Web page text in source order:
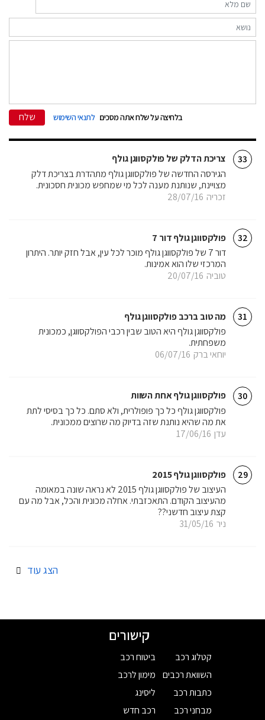
בלחיצה על שלח אתה מסכים לתנאי השימוש שלח
33 צריכת הדלק של פולקסווגן גולף
זכריה 28/07/16
הגירסה החדשה של פולקסווגן גולף מתהדרת בצריכת דלק
מצויינת, שנותנת מענה לכל מי שמחפש מכונית חסכונית.
32 פולקסווגן גולף דור 7
טוביה 20/07/16
דור 7 של פולקסווגן גולף מוכר לכל עין, אבל חזק יותר. היתרון
המרכזי שלו הוא אמינות.
31 מה טוב ברכב פולקסווגן גולף
יוחאי ברק 06/07/16
פולקסווגן גולף היא הטוב שבין רכבי הפולקסווגן, כמכונית
משפחתית.
30 פולקסווגן גולף אחת השוות
עדן 17/06/16
פולקסווגן גולף כל כך פופולרית, ולא סתם. כל כך בסיסי לתת
את מה שהיא נותנת שזה בדיוק מה שרוצים ממכונית.
29 פולקסווגן גולף 2015
ניר 31/05/16
העיצוב של פולקסווגן גולף 2015 לא נראה שונה במאומה
מהעיצוב הקודם. התאכזבתי. אחלה מכונית והכל, אבל מה עם
קצת עיצוב חדשני??
הצג עוד
קישורים
קטלוג רכב
השוואת רכבים
כתבות רכב
מבחני רכב
ביטוח רכב
מימון לרכב
ליסינג
רכב חדש